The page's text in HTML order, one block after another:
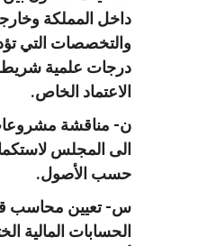
داخل المملكة
والتخصصات التي
درجات علمية
الاعتماد الخاص.
ن- مناقشة
الى المجلس
حسب الأصول.
س- تعيين محاسب
الحسابات المالية